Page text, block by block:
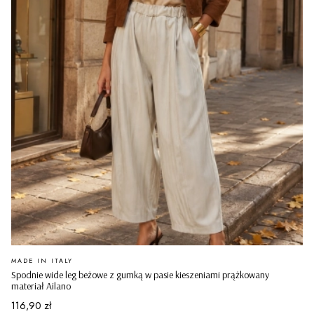
Spodnie wide leg beżowe z gumką w pasie kieszeniami prążkowany
materiał Ailano
PRODUCENT
MADE IN ITALY
Cena
116,90 zł